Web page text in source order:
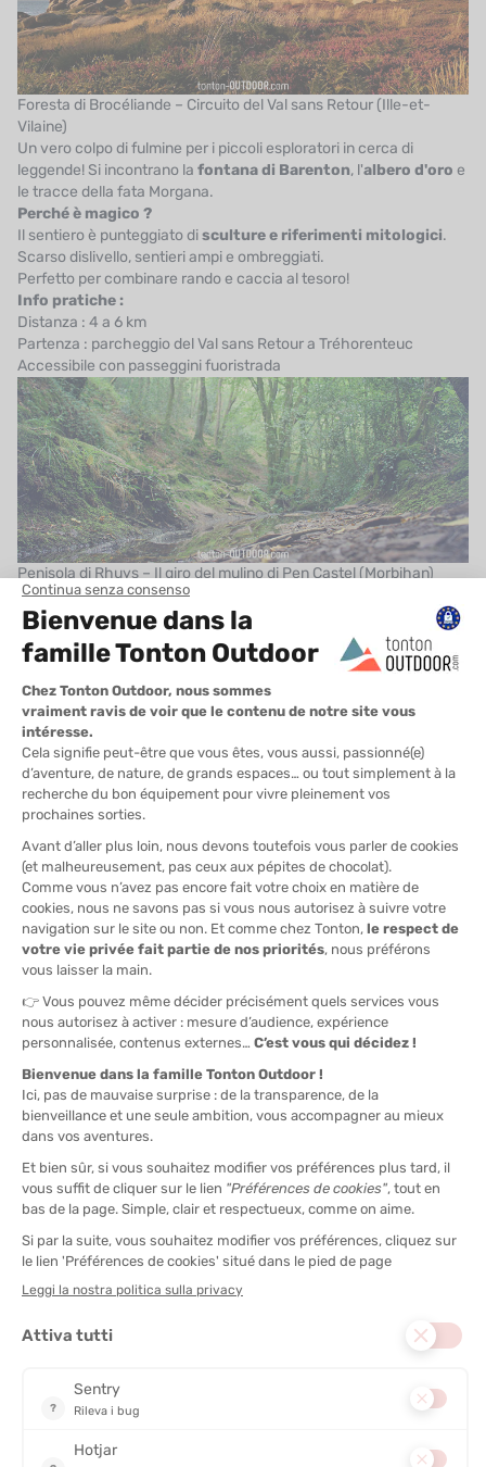
Foresta di Brocéliande – Circuito del Val sans Retour (Ille-et-
Vilaine)
Un vero colpo di fulmine per i piccoli esploratori in cerca di
leggende! Si incontrano la fontana di Barenton, l'albero d'oro e
le tracce della fata Morgana.
Perché è magico ?
Il sentiero è punteggiato disculture e riferimenti mitologici.
Scarso dislivello, sentieri ampi e ombreggiati.
Perfetto per combinare rando e caccia al tesoro!
Info pratiche :
Distanza : 4 a 6 km
Partenza : parcheggio del Val sans Retour a Tréhorenteuc
Accessibile con passeggini fuoristrada
Penisola di Rhuys – Il giro del mulino di Pen Castel (Morbihan)
Questo breve sentiero costiero costeggia le paludi e l’insenatura
du Moulin, con una splendida vista sul Golfo del Morbihan. Una
camminata dolce tra terra e mare.
Perché è un buon piano ?
Sentiero pianeggiante e ben tenuto.
Facile osservazione degli uccelli (portate il binocolo!).
Possibilità di visitare il mulino o fermarsi per un gelato.
Info pratiche :
Distanza : 3,5 km (anello)
Partenza : Moulin de Pen Castel, Arzon
Adatto alle famiglie con bambini piccoli
Capo Fréhel – Sentiero verso la punta (Côtes-d’Armor)
Una camminata panoramica senza difficoltà che porta a uno dei
brughiere e scogliere spettacolari.
Perché piace ai bambini ?
Ilfaro del Cap Fréhel
fa sempre un grande effetto.
Si può improvvisare un picnic con vista sul mare.
Info pratiche :
Distanza : 4 km A/R
Partenza : parcheggio del Cap Fréhel
Attenzione al vento! Prevedere un abbigliamento adeguato